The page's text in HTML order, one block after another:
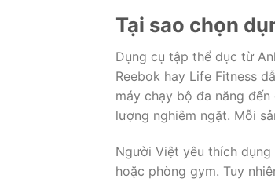
Tại sao chọn
Dụng cụ tập thể dục từ
Reebok hay Life Fitness
máy chạy bộ đa năng
lượng nghiêm ngặt. Mỗi
Người Việt yêu thích
hoặc phòng gym. Tuy